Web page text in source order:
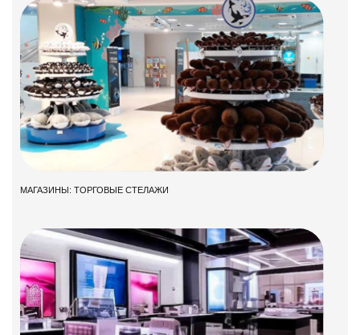
МАГАЗИНЫ: ТОРГОВЫЕ СТЕЛАЖИ